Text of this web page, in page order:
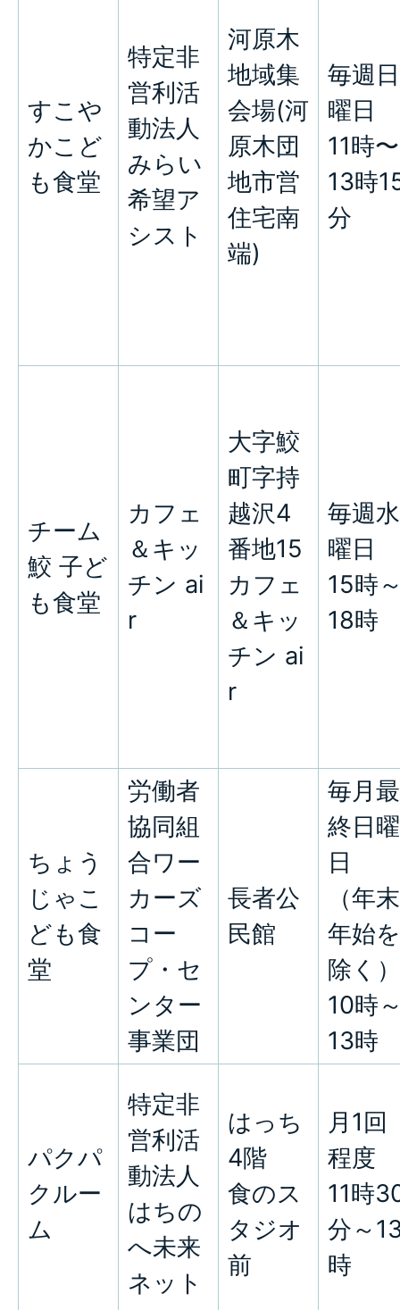
すこや
かこど
も食堂
特定非
営利活
動法人
みらい
希望ア
シスト
河原木
地域集
会場(河
原木団
地市営
住宅南
端)
毎週日
曜日
11時〜
13時
分
チーム
鮫 子ど
も食堂
カフェ
＆キッ
チン ai
r
大字鮫
町字持
越沢4
番地15
カフェ
＆キッ
チン ai
r
毎週水
曜日
15時
18時
ちょう
じゃこ
ども食
堂
労働者
協同組
合ワー
カーズ
コー
プ・セ
ンター
事業団
長者公
民館
毎月最
終日曜
日
（年末
年始を
除く）
10時
13時
パクパ
クルー
ム
特定非
営利活
動法人
はちの
へ未来
ネット
はっち
4階
食のス
タジオ
前
月1回
程度
11時
分～
時